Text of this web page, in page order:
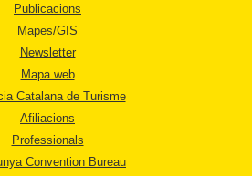
Publicacions
Mapes/GIS
Newsletter
Mapa web
Catalana de Turisme
Afiliacions
Professionals
Convention Bureau